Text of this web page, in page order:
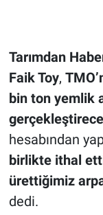
Tarımdan
Faik Toy,
bin ton yemlik
hesabından
birlikte ithal
ürettiğimiz
dedi.